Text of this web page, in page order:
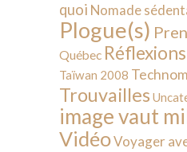
quoi Nomade
Plogue(s)
Québec Réflexions
Taïwan 2008
Trouvailles
image vaut
VidéoVoyager